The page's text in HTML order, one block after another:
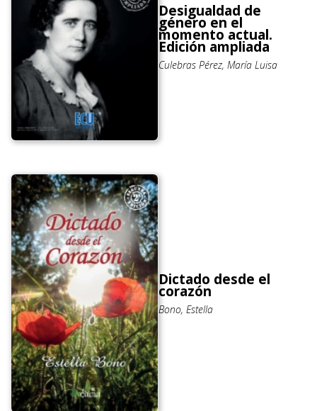
Desigualdad de
género en el
momento actual.
Edición ampliada
Culebras Pérez, María Luisa
Dictado desde el
corazón
Bono, Estella